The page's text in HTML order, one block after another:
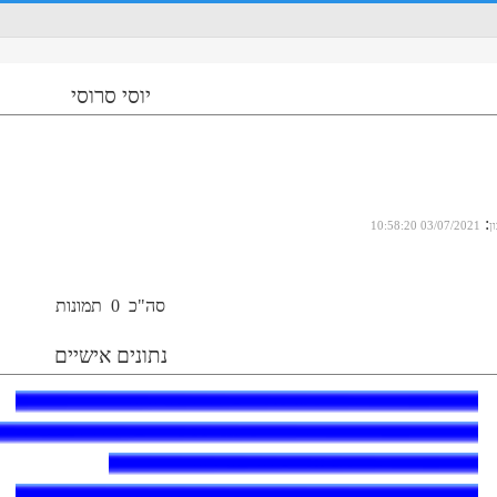
יוסי סרוסי
:
03/07/2021 10:58:20
סה"כ 0 תמונות
נתונים אישיים